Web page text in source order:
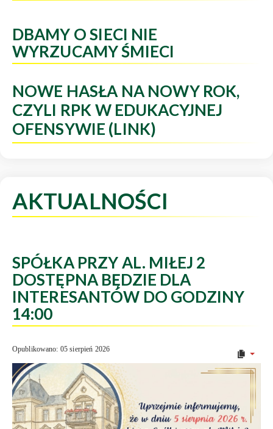
DBAMY O SIECI NIE
WYRZUCAMY ŚMIECI
NOWE HASŁA NA NOWY ROK,
CZYLI RPK W EDUKACYJNEJ
OFENSYWIE (LINK)
AKTUALNOŚCI
SPÓŁKA PRZY AL. MIŁEJ 2
DOSTĘPNA BĘDZIE DLA
INTERESANTÓW DO GODZINY
14:00
Opublikowano: 05 sierpień 2026